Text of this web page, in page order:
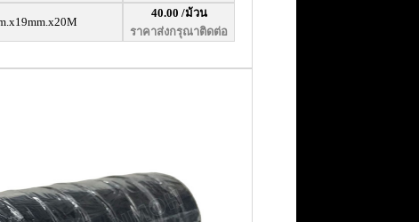
40.00 /ม้วน
ราคาส่งกรุณาติดต่อ